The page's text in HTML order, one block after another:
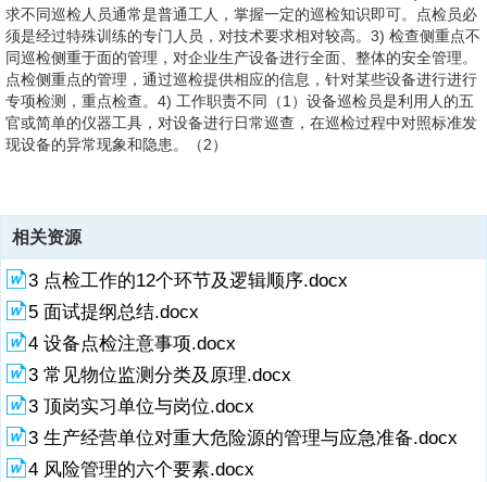
求不同巡检人员通常是普通工人，掌握一定的巡检知识即可。点检员必
须是经过特殊训练的专门人员，对技术要求相对较高。3) 检查侧重点不
同巡检侧重于面的管理，对企业生产设备进行全面、整体的安全管理。
点检侧重点的管理，通过巡检提供相应的信息，针对某些设备进行进行
专项检测，重点检查。4) 工作职责不同（1）设备巡检员是利用人的五
官或简单的仪器工具，对设备进行日常巡查，在巡检过程中对照标准发
现设备的异常现象和隐患。（2）
理，按点巡检要求，设备技术维护要求定期按时进行设备的现场巡视并
作好记录；负责设备的检修计划，备品备件计划，设备技术维护计划的
制定和现场故障处理；负责设备检修计划的组织实施，质量监督验收
等；负责与维修工段（公司）联络，开出检修委托工作量签证；负责设
备故障的检测分析诊断，提出处理意见和检修，改进方案；负责对设备
的现场管理，指导，检查，督促生产岗位人员搞好设备操作和日常维
护；负责设备运行档案的填写与管理；负责本区域岗位人员的设备知识
培训。巡检和点检的联系1) 检查方式类同巡检和点检
准、定周期、定人），以设备安全运行状态为目的的检查。2）检查目
标相同巡检和点检的目标都是使设备在可靠性、维护性、经济性上达到
协调优化管理。合理延长设备检修周期，缩短检修工期，降低检修成
本，提高检修质量，并使日常检修和定期检修负荷达到最均衡状态。
3） 巡检是点检的基础巡检可为点检提供相应的信息依据，使点检更有
方向、有针对性的对设备进行检查，不至于出现过度检查的情况，降低
工作效率。点检的“五层防护体系”第一层：运行人员的巡检。第二层：
专业点检员的点检。第三层：设备工程师或专业点检员的精密点检或诊
断。 第四层：设备工程师或专业点检员的设备劣化倾向管理。第五层：
专业主管、设备工程师或专业点检员，定期对设备进行综合性精度检测
和性能指标测定，以确定设备的性能和技术经济指标，评价点检效果。
相关资源
3 点检工作的12个环节及逻辑顺序.docx
5 面试提纲总结.docx
4 设备点检注意事项.docx
3 常见物位监测分类及原理.docx
3 顶岗实习单位与岗位.docx
3 生产经营单位对重大危险源的管理与应急准备.docx
4 风险管理的六个要素.docx